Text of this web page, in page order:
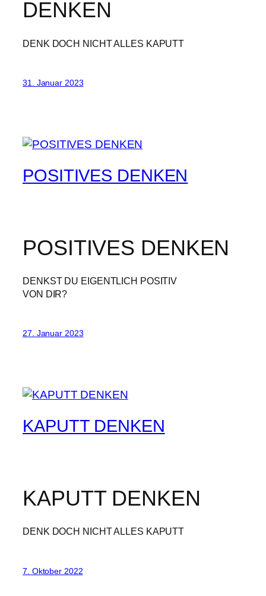
DENKEN
DENK DOCH NICHT ALLES KAPUTT
31. Januar 2023
POSITIVES DENKEN
POSITIVES DENKEN
DENKST DU EIGENTLICH POSITIV
VON DIR?
27. Januar 2023
KAPUTT DENKEN
KAPUTT DENKEN
DENK DOCH NICHT ALLES KAPUTT
7. Oktober 2022